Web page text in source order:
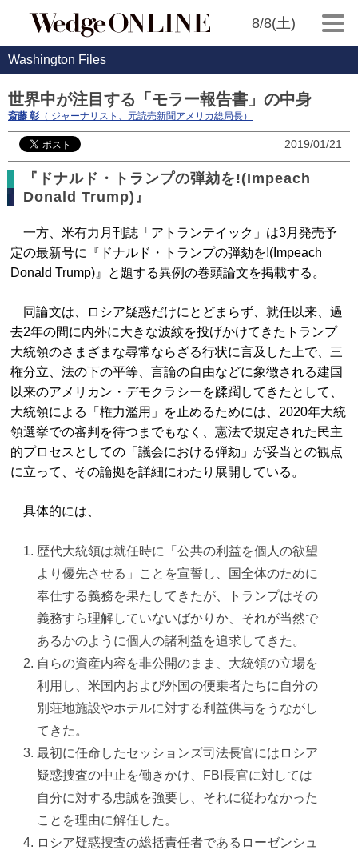
8/8(土)
Washington Files
世界中が注目する「モラー報告書」の中身
斎藤 彰 （ ジャーナリスト、元読売新聞アメリカ総局長）
2019/01/21
『ドナルド・トランプの弾劾を!(Impeach
Donald Trump)』
一方、米有力月刊誌「アトランテイック」は3月発売予
定の最新号に『ドナルド・トランプの弾劾を!(Impeach
Donald Trump)』と題する異例の巻頭論文を掲載する。
同論文は、ロシア疑惑だけにとどまらず、就任以来、過
去2年の間に内外に大きな波紋を投げかけてきたトランプ
大統領のさまざまな尋常ならざる行状に言及した上で、三
権分立、法の下の平等、言論の自由などに象徴される建国
以来のアメリカン・デモクラシーを蹂躙してきたとして、
大統領による「権力濫用」を止めるためには、2020年大統
領選挙での審判を待つまでもなく、憲法で規定された民主
的プロセスとしての「議会における弾劾」が妥当との観点
に立って、その論拠を詳細にわたり展開している。
具体的には、
歴代大統領は就任時に「公共の利益を個人の欲望
より優先させる」ことを宣誓し、国全体のために
奉仕する義務を果たしてきたが、トランプはその
義務すら理解していないばかりか、それが当然で
あるかのように個人の諸利益を追求してきた。
自らの資産内容を非公開のまま、大統領の立場を
利用し、米国内および外国の便乗者たちに自分の
別荘地施設やホテルに対する利益供与をうながし
てきた。
最初に任命したセッションズ司法長官にはロシア
疑惑捜査の中止を働きかけ、FBI長官に対しては
自分に対する忠誠を強要し、それに従わなかった
ことを理由に解任した。
ロシア疑惑捜査の総括責任者であるローゼンシュ